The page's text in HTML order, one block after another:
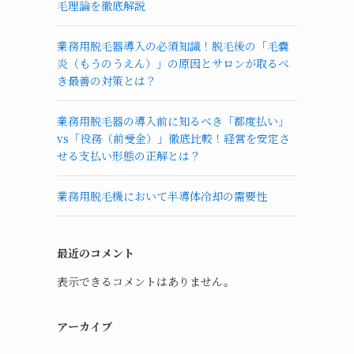
毛理論を徹底解説
業務用脱毛器導入の必須知識！脱毛後の「毛嚢
炎（もうのうえん）」の原因とサロンが取るべ
き最善の対策とは？
業務用脱毛器の導入前に知るべき「都度払い」
vs「役務（前受金）」徹底比較！経営を安定さ
せる支払い形態の正解とは？
業務用脱毛機において半導体冷却の需要性
最近のコメント
表示できるコメントはありません。
アーカイブ